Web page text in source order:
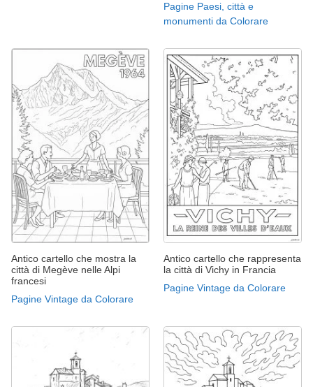
Pagine Paesi, città e
monumenti da Colorare
Antico cartello che mostra la
città di Megève nelle Alpi
francesi
Pagine Vintage da Colorare
Antico cartello che rappresenta
la città di Vichy in Francia
Pagine Vintage da Colorare